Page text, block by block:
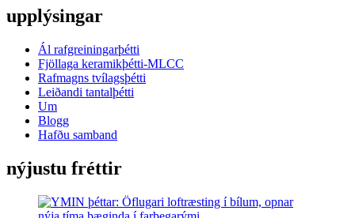
upplýsingar
Ál rafgreiningarþétti
Fjöllaga keramikþétti-MLCC
Rafmagns tvílagsþétti
Leiðandi tantalþétti
Um
Blogg
Hafðu samband
nýjustu fréttir